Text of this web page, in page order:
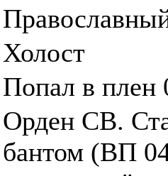
Холост
Попал в плен
Орден СВ.
бантом (ВП